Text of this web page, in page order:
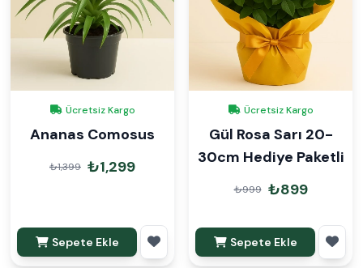
Ücretsiz Kargo
Ananas Comosus
₺1,399 ₺1,299
Sepete Ekle
Ücretsiz Kargo
Gül Rosa Sarı 20-
30cm Hediye Paketli
₺999 ₺899
Sepete Ekle